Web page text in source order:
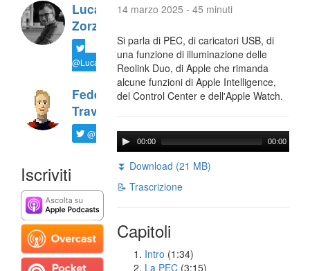
Luca
Zorzi
@LucaTNT
Federico
Travaini
@ftrava
Iscriviti
14 marzo 2025 - 45 minuti
Si parla di PEC, di caricatori USB, di
una funzione di illuminazione delle
Reolink Duo, di Apple che rimanda
alcune funzioni di Apple Intelligence,
del Control Center e dell'Apple Watch.
00:00 00:00
⏬ Download (21 MB)
📝 Trascrizione
Capitoli
Intro (1:34)
La PEC (3:15)